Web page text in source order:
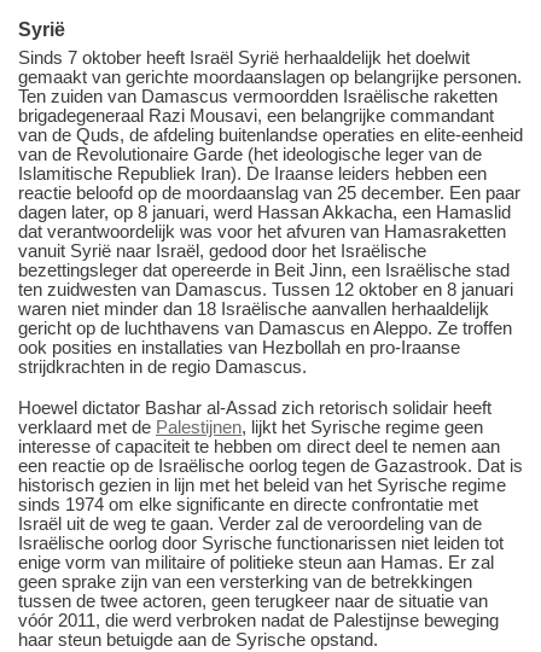
Syrië
Sinds 7 oktober heeft Israël Syrië herhaaldelijk het doelwit
gemaakt van gerichte moordaanslagen op belangrijke personen.
Ten zuiden van Damascus vermoordden Israëlische raketten
brigadegeneraal Razi Mousavi, een belangrijke commandant
van de Quds, de afdeling buitenlandse operaties en elite-eenheid
van de Revolutionaire Garde (het ideologische leger van de
Islamitische Republiek Iran). De Iraanse leiders hebben een
reactie beloofd op de moordaanslag van 25 december. Een paar
dagen later, op 8 januari, werd Hassan Akkacha, een Hamaslid
dat verantwoordelijk was voor het afvuren van Hamasraketten
vanuit Syrië naar Israël, gedood door het Israëlische
bezettingsleger dat opereerde in Beit Jinn, een Israëlische stad
ten zuidwesten van Damascus. Tussen 12 oktober en 8 januari
waren niet minder dan 18 Israëlische aanvallen herhaaldelijk
gericht op de luchthavens van Damascus en Aleppo. Ze troffen
ook posities en installaties van Hezbollah en pro-Iraanse
strijdkrachten in de regio Damascus.
Hoewel dictator Bashar al-Assad zich retorisch solidair heeft
verklaard met de Palestijnen, lijkt het Syrische regime geen
interesse of capaciteit te hebben om direct deel te nemen aan
een reactie op de Israëlische oorlog tegen de Gazastrook. Dat is
historisch gezien in lijn met het beleid van het Syrische regime
sinds 1974 om elke significante en directe confrontatie met
Israël uit de weg te gaan. Verder zal de veroordeling van de
Israëlische oorlog door Syrische functionarissen niet leiden tot
enige vorm van militaire of politieke steun aan Hamas. Er zal
geen sprake zijn van een versterking van de betrekkingen
tussen de twee actoren, geen terugkeer naar de situatie van
vóór 2011, die werd verbroken nadat de Palestijnse beweging
haar steun betuigde aan de Syrische opstand.